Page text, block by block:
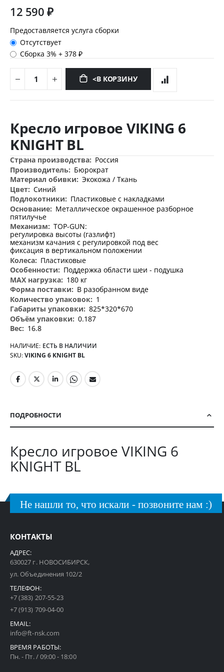
12 590 ₽
Предоставляется услуга сборки
Отсутствует
Сборка 3%+378 ₽
<В КОРЗИНУ
к
началу
галереи
изображений
Кресло игровое VIKING 6
KNIGHT BL
Дополнительная
информация
Россия
Бюрократ
Экокожа / Ткань
Синий
Пластиковые с накладками
Металлическое окрашенное разборное
пятилучье
TOP-GUN:
регулировка высоты (газлифт)
механизм качания с регулировкой под вес
фиксация в вертикальном положении
Пластиковые
Поддержка области шеи - подушка
180 кг
В разобранном виде
1
825*320*670
0.187
16.8
НАЛИЧИЕ: ЕСТЬ В НАЛИЧИИ
SKU VIKING 6 KNIGHT BL
ПОДРОБНОСТИ
Кресло игровое VIKING 6
KNIGHT BL
Не нашли то, что искали - позвоните нам :)
КОНТАКТЫ
АДРЕС:
630027 г. НОВОСИБИРСК,
ул. Объединения 102/2
ТЕЛЕФОН:
+7 (383) 207-55-23
+7 (913) 709-04-00
EMAIL:
info@ft-nsk.com
ВРЕМЯ РАБОТЫ:
Пн. - Пт. / 09:00 - 18:00